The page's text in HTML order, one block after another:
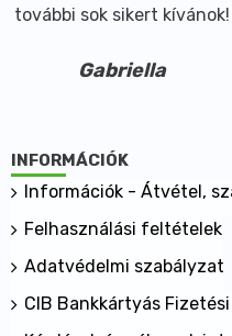
további sok sikert kívánok!
Gabriella
INFORMÁCIÓK
Információk - Átvétel,
Felhasználási feltételek
Adatvédelmi szabályzat
CIB Bankkártyás